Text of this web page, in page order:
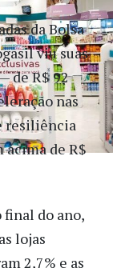
da Bolsa
viu suas
de R$ 92
nas
resiliência
acima de R$
final do ano,
lojas
2,7% e as